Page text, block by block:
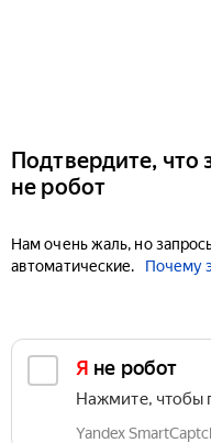
Подтвердите, что
не робот
Нам очень жаль, но
автоматические.
Почему
Я не робот
Нажмите, чтобы
Yandex